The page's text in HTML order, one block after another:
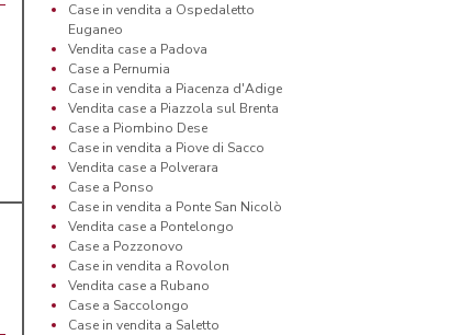
Case in vendita a Ospedaletto
Euganeo
Vendita case a Padova
Case a Pernumia
Case in vendita a Piacenza d'Adige
Vendita case a Piazzola sul Brenta
Case a Piombino Dese
Case in vendita a Piove di Sacco
Vendita case a Polverara
Case a Ponso
Case in vendita a Ponte San Nicolò
Vendita case a Pontelongo
Case a Pozzonovo
Case in vendita a Rovolon
Vendita case a Rubano
Case a Saccolongo
Case in vendita a Saletto